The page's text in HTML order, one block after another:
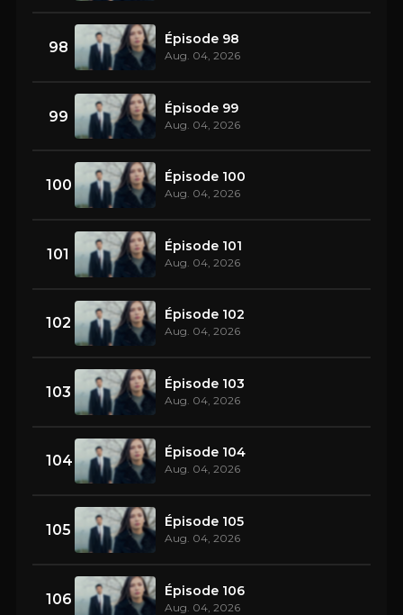
98 Épisode 98
Aug. 04, 2026
99 Épisode 99
Aug. 04, 2026
100 Épisode 100
Aug. 04, 2026
101 Épisode 101
Aug. 04, 2026
102 Épisode 102
Aug. 04, 2026
103 Épisode 103
Aug. 04, 2026
104 Épisode 104
Aug. 04, 2026
105 Épisode 105
Aug. 04, 2026
106 Épisode 106
Aug. 04, 2026